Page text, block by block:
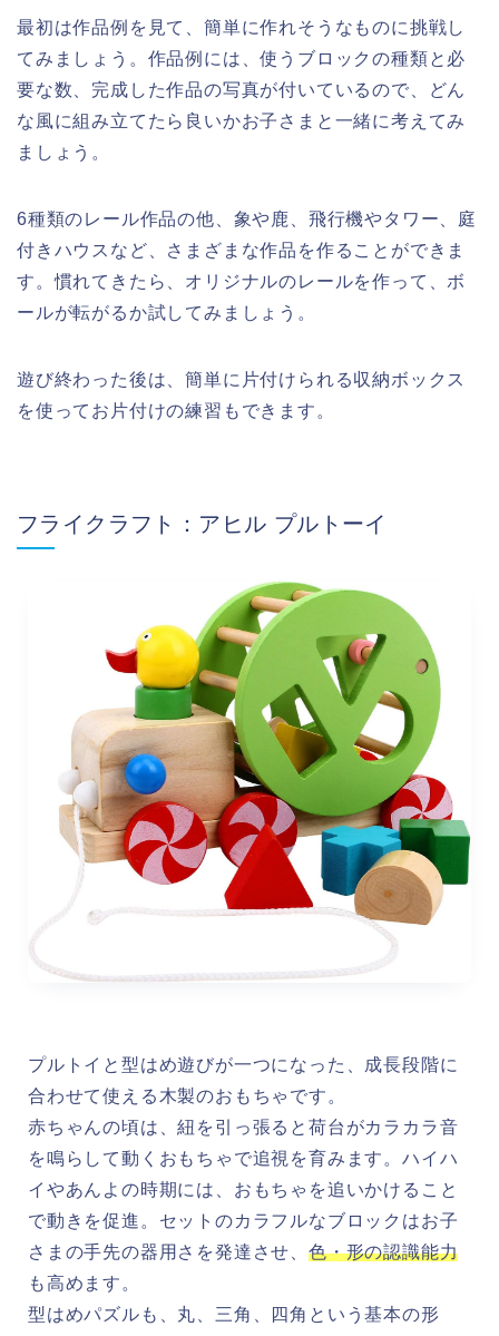
最初は作品例を見て、簡単に作れそうなものに挑戦し
てみましょう。作品例には、使うブロックの種類と必
要な数、完成した作品の写真が付いているので、どん
な風に組み立てたら良いかお子さまと一緒に考えてみ
ましょう。
6種類のレール作品の他、象や鹿、飛行機やタワー、庭
付きハウスなど、さまざまな作品を作ることができま
す。慣れてきたら、オリジナルのレールを作って、ボ
ールが転がるか試してみましょう。
遊び終わった後は、簡単に片付けられる収納ボックス
を使ってお片付けの練習もできます。
フライクラフト：アヒル プルトーイ
プルトイと型はめ遊びが一つになった、成長段階に
合わせて使える木製のおもちゃです。
赤ちゃんの頃は、紐を引っ張ると荷台がカラカラ音
を鳴らして動くおもちゃで追視を育みます。ハイハ
イやあんよの時期には、おもちゃを追いかけること
で動きを促進。セットのカラフルなブロックはお子
さまの手先の器用さを発達させ、 色・形の認識能力
も高めます。
型はめパズルも、丸、三角、四角という基本の形